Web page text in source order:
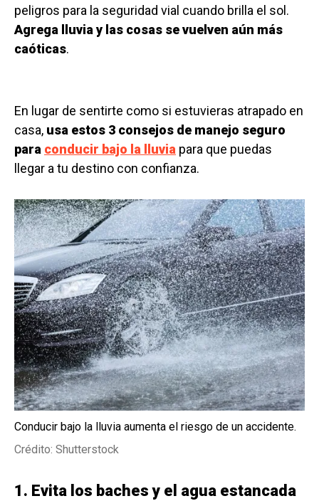
peligros para la seguridad vial cuando brilla el sol.
Agrega lluvia y las cosas se vuelven aún más
caóticas.
En lugar de sentirte como si estuvieras atrapado en
casa, usa estos 3 consejos de manejo seguro
para conducir bajo la lluvia para que puedas
llegar a tu destino con confianza.
Conducir bajo la lluvia aumenta el riesgo de un accidente.
Crédito: Shutterstock
1. Evita los baches y el agua estancada